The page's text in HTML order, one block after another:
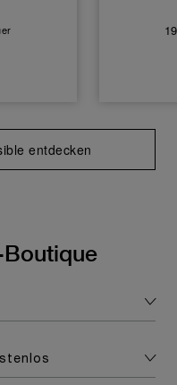
entdecken